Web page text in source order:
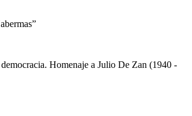
Homenaje a Julio De Zan (1940 -